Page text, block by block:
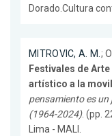
Dorado.Cultura
MITROVIC, A. M.;
Festivales de
artístico a la
pensamiento es
(1964-2024). (pp.
Lima - MALI.